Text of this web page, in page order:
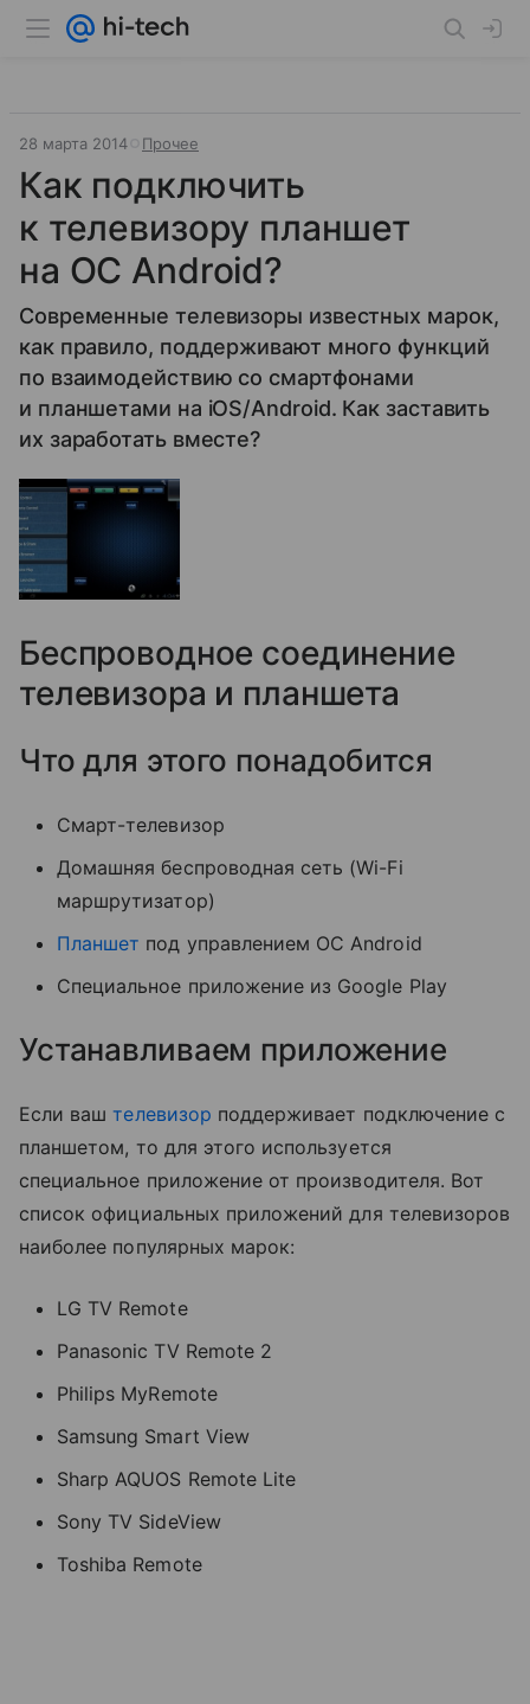
28 марта 2014 Прочее
Как подключить
к телевизору планшет
на ОС Android?
Современные телевизоры известных марок,
как правило, поддерживают много функций
по взаимодействию со смартфонами
и планшетами на iOS/Android. Как заставить
их заработать вместе?
Беспроводное соединение
телевизора и планшета
Что для этого понадобится
Смарт-телевизор
Домашняя беспроводная сеть (Wi-Fi
маршрутизатор)
Планшет под управлением ОС Android
Специальное приложение из Google Play
Устанавливаем приложение
Если ваштелевизор поддерживает подключение с
планшетом, то для этого используется
специальное приложение от производителя. Вот
список официальных приложений для телевизоров
наиболее популярных марок:
LG TV Remote
Panasonic TV Remote 2
Philips MyRemote
Samsung Smart View
Sharp AQUOS Remote Lite
Sony TV SideView
Toshiba Remote